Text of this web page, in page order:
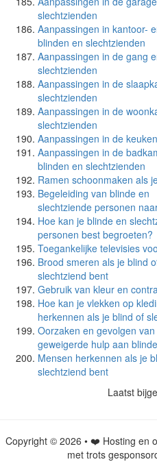
slechtzienden
Aanpassingen in kantoor-
blinden en slechtzienden
Aanpassingen in de gang
slechtzienden
Aanpassingen in de
slechtzienden
Aanpassingen in de
slechtzienden
Aanpassingen in de
Aanpassingen in de
blinden en slechtzienden
Ramen schoonmaken als
Begeleiding van blinde en
slechtziende personen
Hoe kan je blinde en
personen best begroeten?
Toegankelijke televisies
Brood smeren als je blind
slechtziend bent
Gebruik van kleur en
Hoe kan je vlekken op
herkennen als je blind of
Oorzaken en gevolgen van
geweigerde hulp aan
Mensen herkennen als je
slechtziend bent
Laatst
Copyright © 2026 • ❤️ Hosting en
met trots